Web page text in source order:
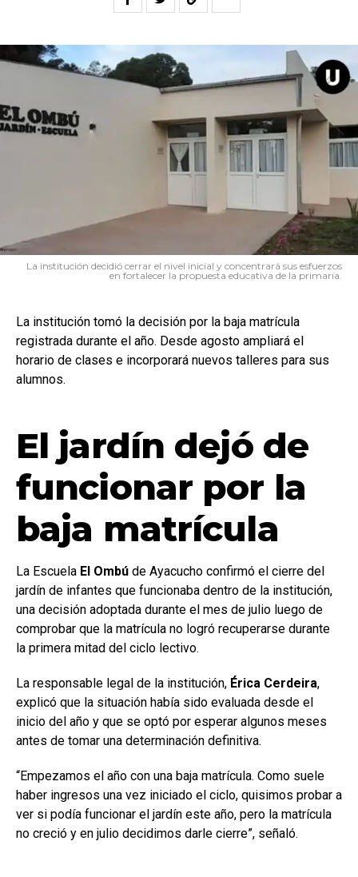
La institución decidió cerrar el nivel inicial y concentrará sus esfuerzos
en fortalecer la propuesta educativa de la primaria.
La institución tomó la decisión por la baja matrícula
registrada durante el año. Desde agosto ampliará el
horario de clases e incorporará nuevos talleres para sus
alumnos.
El jardín dejó de
funcionar por la
baja matrícula
La Escuela El Ombú de Ayacucho confirmó el cierre del
jardín de infantes que funcionaba dentro de la institución,
una decisión adoptada durante el mes de julio luego de
comprobar que la matrícula no logró recuperarse durante
la primera mitad del ciclo lectivo.
La responsable legal de la institución, Érica Cerdeira,
explicó que la situación había sido evaluada desde el
inicio del año y que se optó por esperar algunos meses
antes de tomar una determinación definitiva.
“Empezamos el año con una baja matrícula. Como suele
haber ingresos una vez iniciado el ciclo, quisimos probar a
ver si podía funcionar el jardín este año, pero la matrícula
no creció y en julio decidimos darle cierre”, señaló.